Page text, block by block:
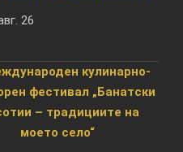
26
кулинарно-
фестивал „Банатски
– традициите на
моето село“